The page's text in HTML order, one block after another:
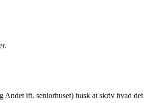
Andet ift. seniorhuset) husk at skriv hvad